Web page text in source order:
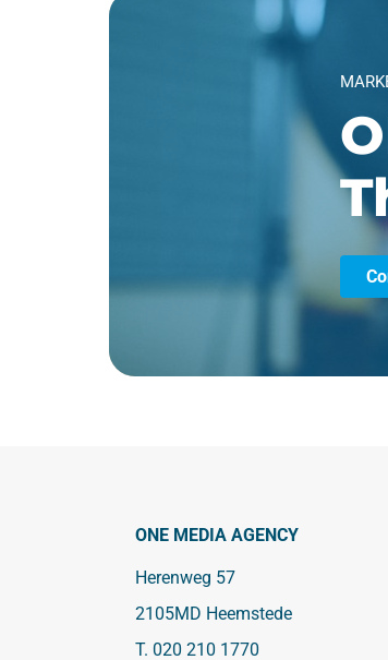
ONE MEDIA AGENCY
Herenweg 57
2105MD Heemstede
T. 020 210 1770